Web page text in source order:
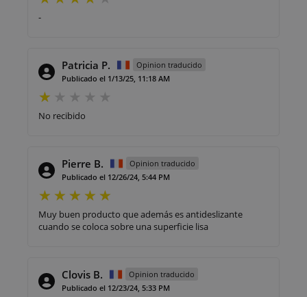
-
Patricia P.
Opinion traducido
Publicado el 1/13/25, 11:18 AM
No recibido
Pierre B.
Opinion traducido
Publicado el 12/26/24, 5:44 PM
Muy buen producto que además es antideslizante
cuando se coloca sobre una superficie lisa
Clovis B.
Opinion traducido
Publicado el 12/23/24, 5:33 PM